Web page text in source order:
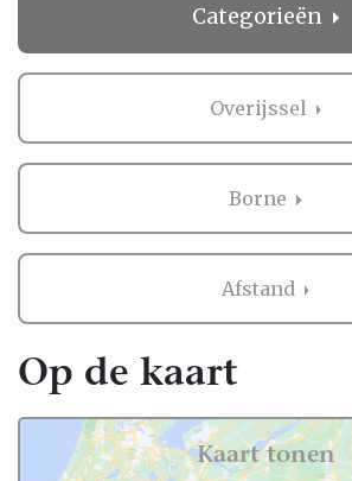
Categorieën
Overijssel
Borne
Afstand
Op de kaart
Kaart tonen